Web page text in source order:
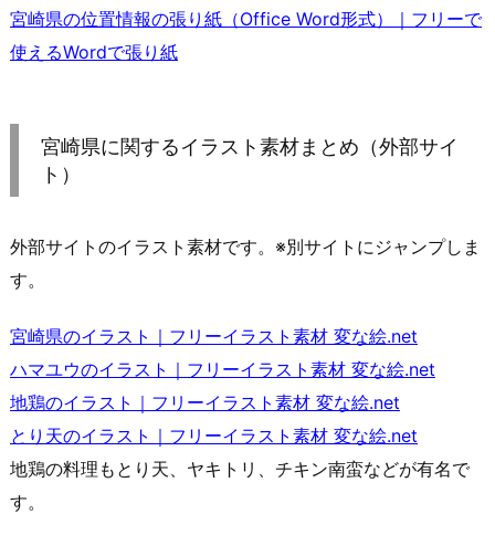
宮崎県の位置情報の張り紙（Office Word形式）｜フリーで
使えるWordで張り紙
宮崎県に関するイラスト素材まとめ（外部サイ
ト）
外部サイトのイラスト素材です。※別サイトにジャンプしま
す。
宮崎県のイラスト｜フリーイラスト素材 変な絵.net
ハマユウのイラスト｜フリーイラスト素材 変な絵.net
地鶏のイラスト｜フリーイラスト素材 変な絵.net
とり天のイラスト｜フリーイラスト素材 変な絵.net
地鶏の料理もとり天、ヤキトリ、チキン南蛮などが有名で
す。